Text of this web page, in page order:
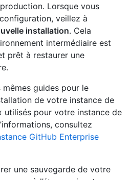
Lorsque vous
veillez à
installation. Cela
intermédiaire est
prêt à restaurer une
guides pour le
de votre instance de
utilisés pour votre instance de
consultez
GitHub Enterprise
une sauvegarde de votre